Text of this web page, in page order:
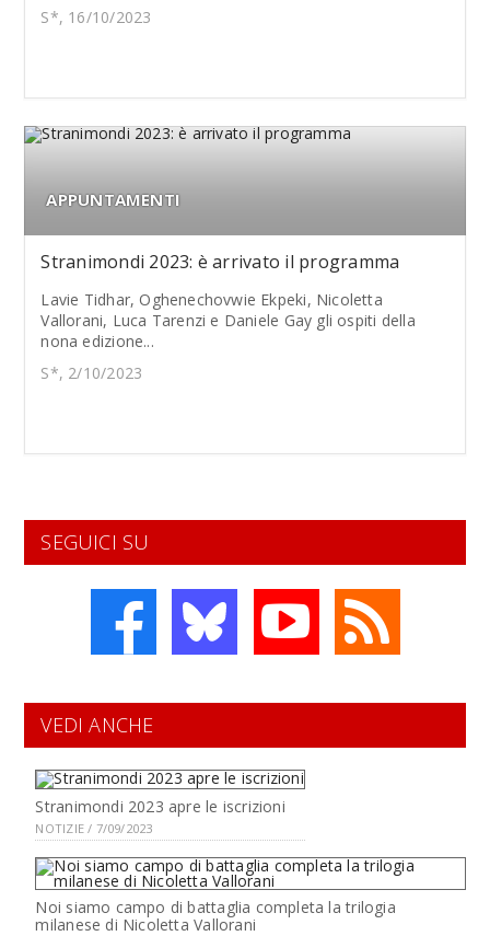
S*, 16/10/2023
APPUNTAMENTI
Stranimondi 2023: è arrivato il programma
Lavie Tidhar, Oghenechovwie Ekpeki, Nicoletta
Vallorani, Luca Tarenzi e Daniele Gay gli ospiti della
nona edizione...
S*, 2/10/2023
SEGUICI SU
VEDI ANCHE
Stranimondi 2023 apre le iscrizioni
NOTIZIE / 7/09/2023
Noi siamo campo di battaglia completa la trilogia
milanese di Nicoletta Vallorani